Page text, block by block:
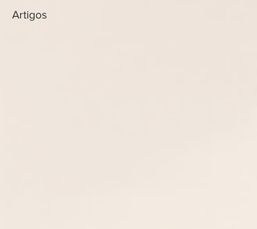
Artigos